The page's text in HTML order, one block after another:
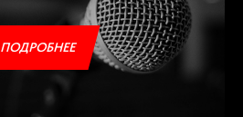
ПОДРОБНЕЕ